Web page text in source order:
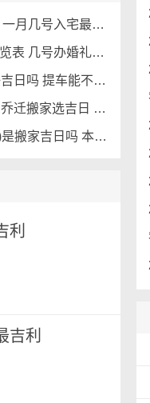
2022年1月入宅吉日查询 一月几号入宅最吉利
2021年4月份结婚吉日一览表 几号办婚礼最吉利
2026年8月27日是提车好吉日吗 提车能不能吉利
2026年6月17日五月初三乔迁搬家选吉日 本日乔迁吉利么
2026年6月7日(四月廿二)是搬家吉日吗 本日搬迁吉利么
利
吉利